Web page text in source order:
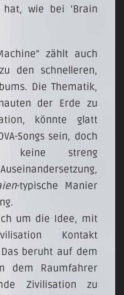
hat, wie bei ‘Brain
zählt auch
den schnelleren,
Die Thematik,
der Erde zu
könnte glatt
Songs sein, doch
streng
-typische Manier
um die Idee, mit
Kontakt
beruht auf dem
dem Raumfahrer
Zivilisation zu